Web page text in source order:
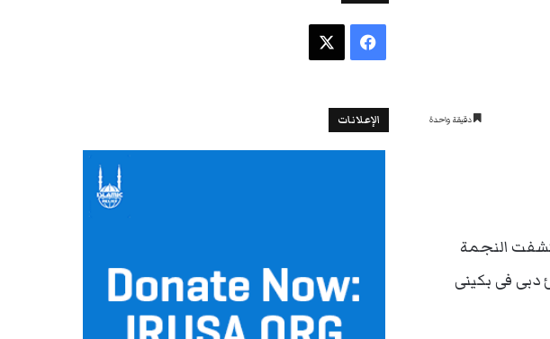
دقيقة واحدة
النجمة
دبى فى بكينى
فيسبوك
الإعلانات